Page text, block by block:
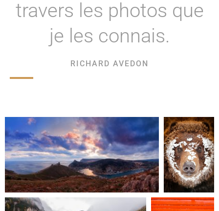
travers les photos que
je les connais.
RICHARD AVEDON